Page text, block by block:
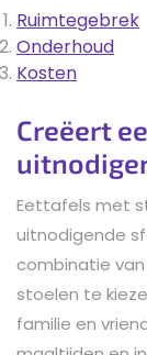
Ruimtegebrek
Onderhoud
Kosten
Creëert
Eettafels met
uitnodigende
combinatie
stoelen te
familie en